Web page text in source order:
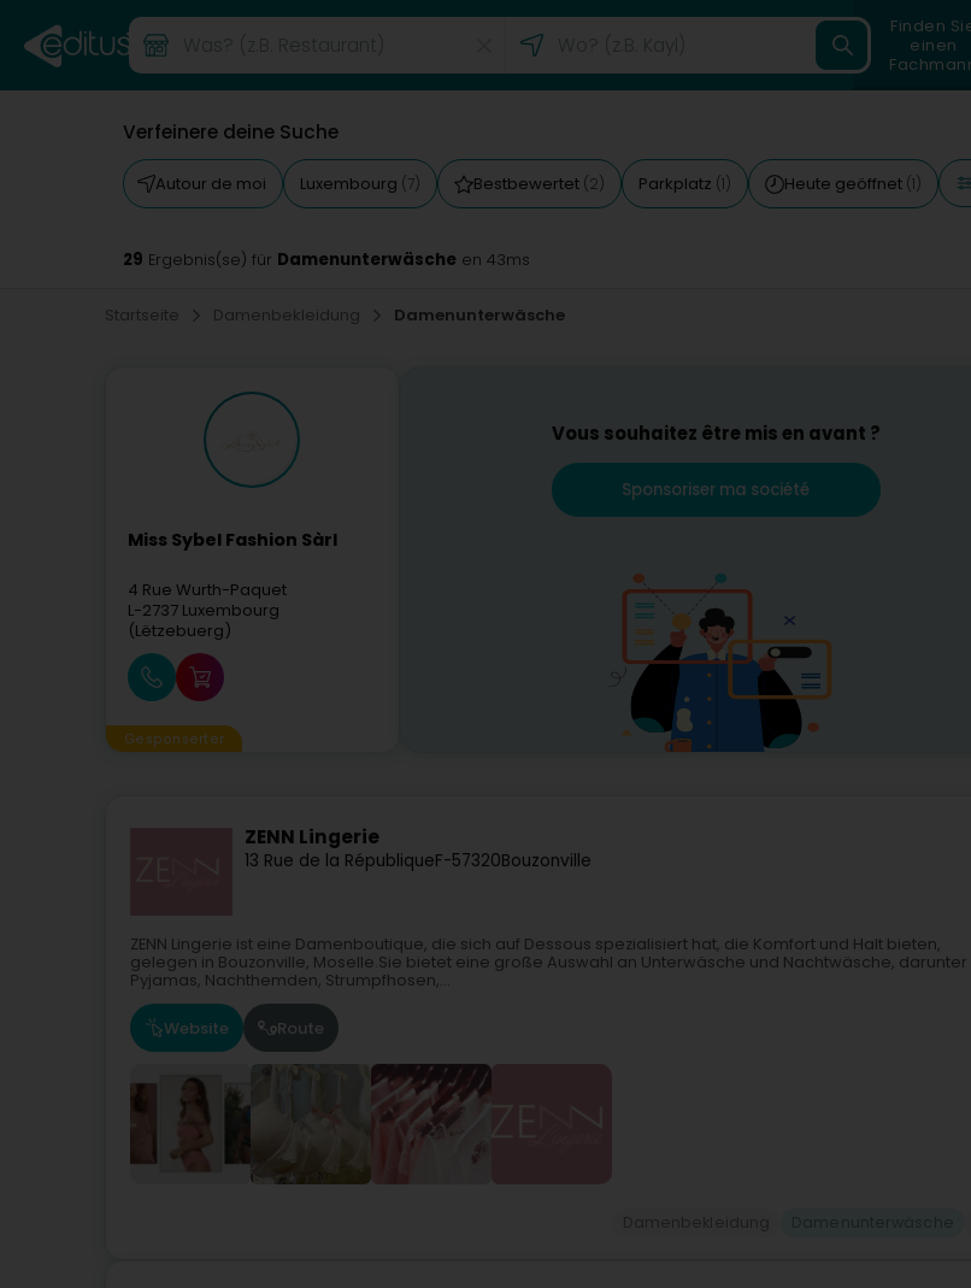
Finden
einen
Verfeinere deine Suche
Autour de moi Luxembourg (7) Bestbewertet (2) Parkplatz (1) Heute geöffnet (1)
29 Ergebnis(se) für Damenunterwäsche en 43ms
Startseite Damenbekleidung Damenunterwäsche
Miss Sybel Fashion Sàrl
4 Rue Wurth-Paquet
L-2737 Luxembourg
(Lëtzebuerg)
Gesponserter
Vous souhaitez être mis en avant ?
Sponsoriser ma société
ZENN Lingerie
13 Rue de la RépubliqueF-57320Bouzonville
ZENN Lingerie ist eine Damenboutique, die sich auf Dessous spezialisiert hat, die Komfort und Halt bieten,
gelegen in Bouzonville, Moselle.Sie bietet eine große Auswahl an Unterwäsche und Nachtwäsche, darunter
Pyjamas, Nachthemden, Strumpfhosen,...
Website Route